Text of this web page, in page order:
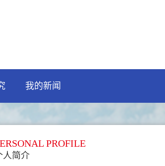
我的新闻
PROFILE
人简介